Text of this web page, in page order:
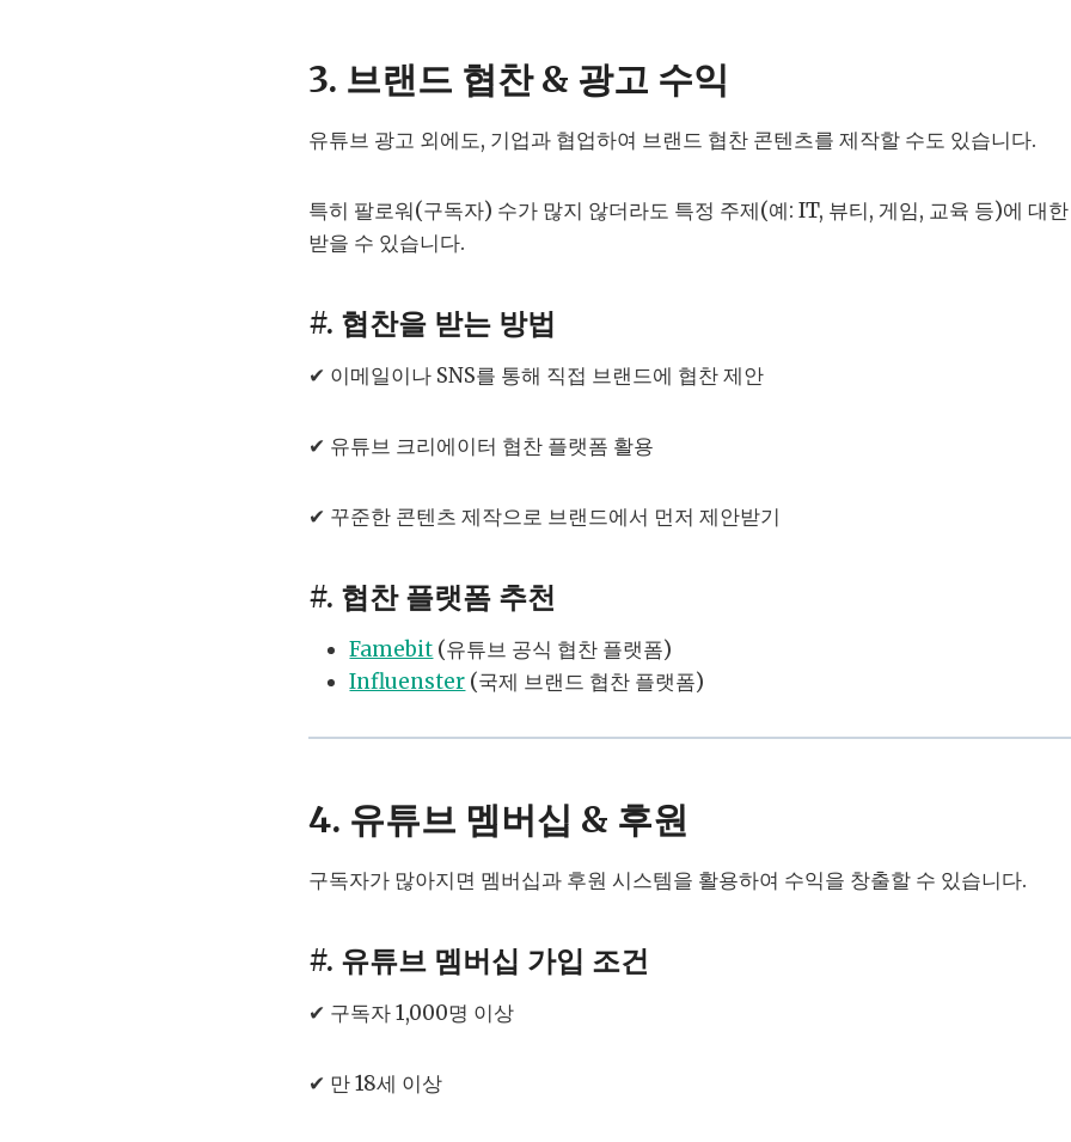
3. 브랜드 협찬 & 광고 수익
유튜브 광고 외에도, 기업과 협업하여 브랜드 협찬 콘텐츠를 제작할 수도 있습니다.
특히 팔로워(구독자) 수가 많지 않더라도 특정 주제(예: IT, 뷰티, 게임, 교육 등)에 대
받을 수 있습니다.
#. 협찬을 받는 방법
✔ 이메일이나 SNS를 통해 직접 브랜드에 협찬 제안
✔ 유튜브 크리에이터 협찬 플랫폼 활용
✔ 꾸준한 콘텐츠 제작으로 브랜드에서 먼저 제안받기
#. 협찬 플랫폼 추천
Famebit (유튜브 공식 협찬 플랫폼)
Influenster (국제 브랜드 협찬 플랫폼)
4. 유튜브 멤버십 & 후원
구독자가 많아지면 멤버십과 후원 시스템을 활용하여 수익을 창출할 수 있습니다.
#. 유튜브 멤버십 가입 조건
✔ 구독자 1,000명 이상
✔ 만 18세 이상